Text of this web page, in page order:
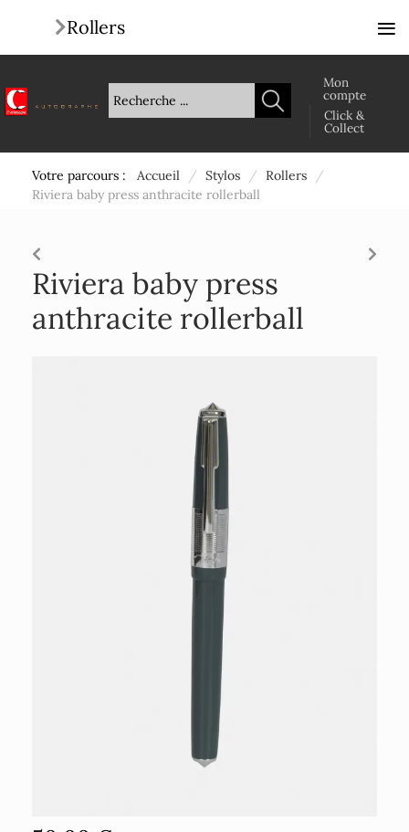
Mon
compte
Click &
Collect
Votre parcours : Accueil / Stylos / Rollers
/
Riviera baby press anthracite rollerball
Riviera baby press
anthracite rollerball
Rollers ≡